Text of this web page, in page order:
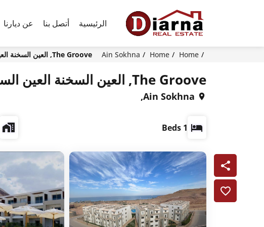
الرئيسية أتصل بنا عن ديارنا
Home
Home
Ain Sokhna The Groove, العين السخنة العين السخنة
The Groove, العين السخنة العين السخنة
Ain Sokhna,
1 Beds